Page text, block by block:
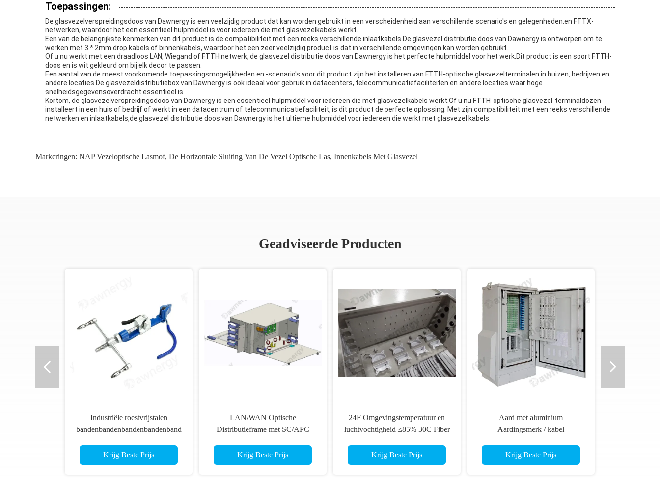
Toepassingen:
De glasvezelverspreidingsdoos van Dawnergy is een veelzijdig product dat kan worden gebruikt in een verscheidenheid aan verschillende scenario's en gelegenheden.en FTTX-
netwerken, waardoor het een essentieel hulpmiddel is voor iedereen die met glasvezelkabels werkt.
Een van de belangrijkste kenmerken van dit product is de compatibiliteit met een reeks verschillende inlaatkabels.De glasvezel distributie doos van Dawnergy is ontworpen om te
werken met 3 * 2mm drop kabels of binnenkabels, waardoor het een zeer veelzijdig product is dat in verschillende omgevingen kan worden gebruikt.
Of u nu werkt met een draadloos LAN, Wiegand of FTTH netwerk, de glasvezel distributie doos van Dawnergy is het perfecte hulpmiddel voor het werk.Dit product is een soort FTTH-
doos en is wit gekleurd om bij elk decor te passen.
Een aantal van de meest voorkomende toepassingsmogelijkheden en -scenario's voor dit product zijn het installeren van FTTH-optische glasvezelterminalen in huizen, bedrijven en
andere locaties.De glasvezeldistributiebox van Dawnergy is ook ideaal voor gebruik in datacenters, telecommunicatiefaciliteiten en andere locaties waar hoge
snelheidsgegevensoverdracht essentieel is.
Kortom, de glasvezelverspreidingsdoos van Dawnergy is een essentieel hulpmiddel voor iedereen die met glasvezelkabels werkt.Of u nu FTTH-optische glasvezel-terminaldozen
installeert in een huis of bedrijf of werkt in een datacentrum of telecommunicatiefaciliteit, is dit product de perfecte oplossing. Met zijn compatibiliteit met een reeks verschillende
netwerken en inlaatkabels,de glasvezel distributie doos van Dawnergy is het ultieme hulpmiddel voor iedereen die werkt met glasvezel kabels.
Markeringen: NAP Vezeloptische Lasmof, De Horizontale Sluiting Van De Vezel Optische Las, Innenkabels Met Glasvezel
Geadviseerde Producten
Industriële roestvrijstalen
bandenbandenbandenbandenband
ndenbandenbandenbandenbanden
bandenbandenbandenbandenband
Krijg Beste Prijs
LAN/WAN Optische
Distributieframe met SC/APC
Krijg Beste Prijs
24F Omgevingstemperatuur en
luchtvochtigheid ≤85% 30C Fiber
Krijg Beste Prijs
Aard met aluminium
Aardingsmerk / kabel
Krijg Beste Prijs